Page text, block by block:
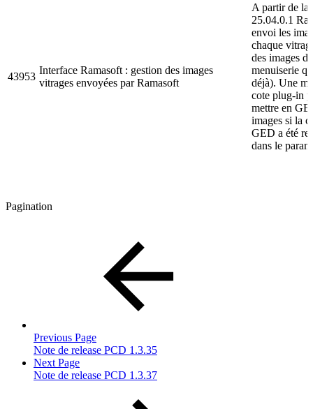
43953
Interface Ramasoft : gestion des images
vitrages envoyées par Ramasoft
A partir de la
25.04.0.1
envoi les
chaque
des images de
menuiserie
déjà). Une
cote plug-in
mettre en
images si la
GED a été
dans le
Pagination
Previous Page
Note de release PCD 1.3.35
Next Page
Note de release PCD 1.3.37